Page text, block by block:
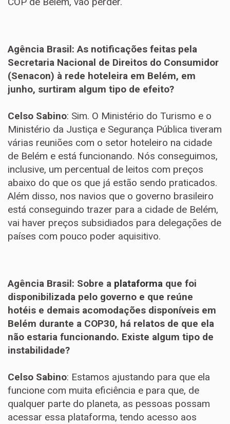
Agência Brasil: As notificações feitas pela
Secretaria Nacional de Direitos do Consumidor
(Senacon) à rede hoteleira em Belém, em
junho, surtiram algum tipo de efeito?
Celso Sabino: Sim. O Ministério do Turismo e o
Ministério da Justiça e Segurança Pública tiveram
várias reuniões com o setor hoteleiro na cidade
de Belém e está funcionando. Nós conseguimos,
inclusive, um percentual de leitos com preços
abaixo do que os que já estão sendo praticados.
Além disso, nos navios que o governo brasileiro
está conseguindo trazer para a cidade de Belém,
vai haver preços subsidiados para delegações de
países com pouco poder aquisitivo.
Agência Brasil: Sobre a plataforma que foi
disponibilizada pelo governo e que reúne
hotéis e demais acomodações disponíveis em
Belém durante a COP30, há relatos de que ela
não estaria funcionando. Existe algum tipo de
instabilidade?
Celso Sabino: Estamos ajustando para que ela
funcione com muita eficiência e para que, de
qualquer parte do planeta, as pessoas possam
acessar essa plataforma, tendo acesso aos